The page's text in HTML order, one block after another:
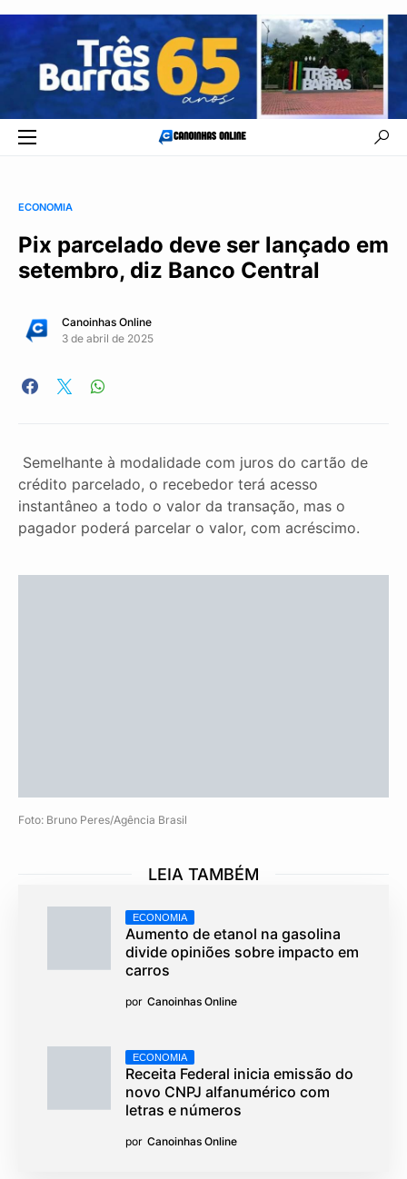
ECONOMIA
Pix parcelado deve ser lançado em
setembro, diz Banco Central
Canoinhas Online
3 de abril de 2025
Semelhante à modalidade com juros do cartão de
crédito parcelado, o recebedor terá acesso
instantâneo a todo o valor da transação, mas o
pagador poderá parcelar o valor, com acréscimo.
Foto: Bruno Peres/Agência Brasil
LEIA TAMBÉM
ECONOMIA
Aumento de etanol na gasolina
divide opiniões sobre impacto em
carros
por Canoinhas Online
ECONOMIA
Receita Federal inicia emissão do
novo CNPJ alfanumérico com
letras e números
por Canoinhas Online